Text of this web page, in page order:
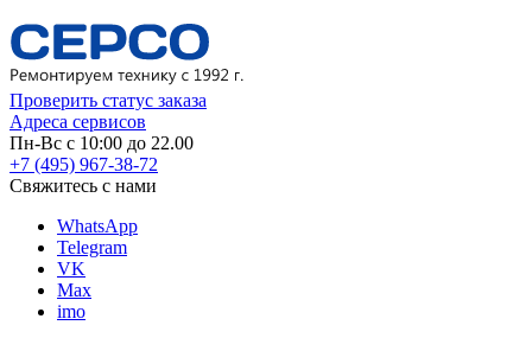
Проверить статус заказа
Адреса сервисов
Пн-Вс с 10:00 до 22.00
+7 (495) 967-38-72
Свяжитесь с нами
WhatsApp
Telegram
VK
Max
imo